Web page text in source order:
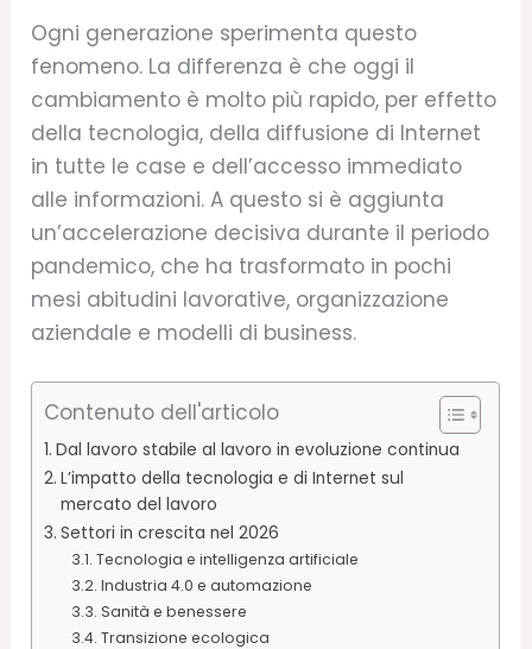
Ogni generazione sperimenta questo
fenomeno. La differenza è che oggi il
cambiamento è molto più rapido, per effetto
della tecnologia, della diffusione di Internet
in tutte le case e dell’accesso immediato
alle informazioni. A questo si è aggiunta
un’accelerazione decisiva durante il periodo
pandemico, che ha trasformato in pochi
mesi abitudini lavorative, organizzazione
aziendale e modelli di business.
Contenuto dell'articolo
Dal lavoro stabile al lavoro in evoluzione continua
L’impatto della tecnologia e di Internet sul
mercato del lavoro
Settori in crescita nel 2026
Tecnologia e intelligenza artificiale
Industria 4.0 e automazione
Sanità e benessere
Transizione ecologica